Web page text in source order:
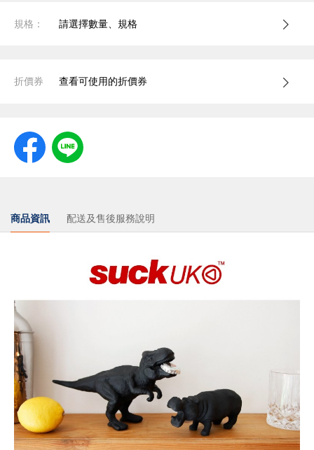
規格： 請選擇數量、規格
折價券 查看可使用的折價券
商品資訊 配送及售後服務說明